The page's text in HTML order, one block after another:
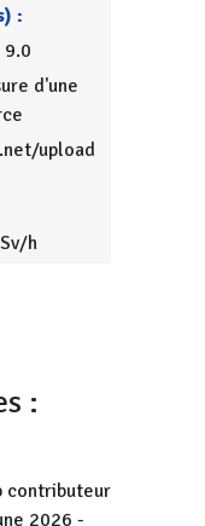
:
9.0
d'une
upload
h
:
contributeur
2026 -